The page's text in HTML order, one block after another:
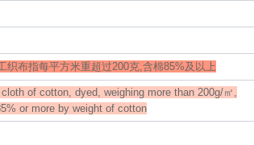
织布指每平方米重超过200克,含棉85%及以上
cloth of cotton, dyed, weighing more than 200g/㎡,
or more by weight of cotton